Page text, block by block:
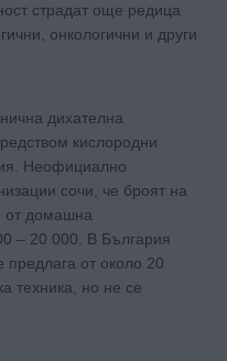
страдат още редица
онкологични и други
дихателна
кислородни
Неофициално
сочи, че броят на
от домашна
– 20 000. В България
от около 20
техника, но не се